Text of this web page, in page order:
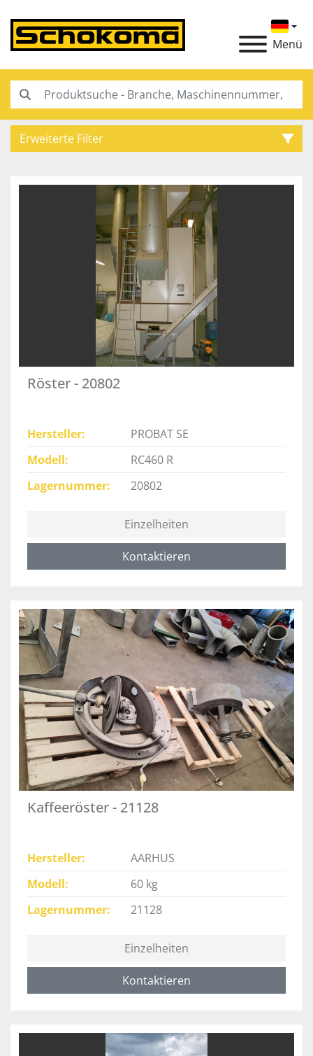
Menü
Erweiterte Filter
Röster - 20802
Hersteller
PROBAT SE
Modell
RC460 R
Lagernummer
20802
Einzelheiten
Kontaktieren
Kaffeeröster - 21128
Hersteller
AARHUS
Modell
60 kg
Lagernummer
21128
Einzelheiten
Kontaktieren